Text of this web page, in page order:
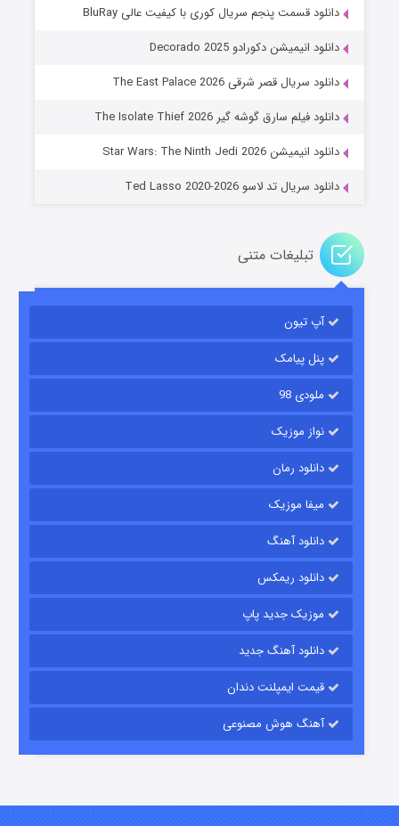
جادوگری در مغولستان
قسمت۱۴ (زیرنویس) منتشر شد
رویایی برای تو
قسمت
قسمت۲ (دوبله) منتشر شد
دانلود قسمت پنجم سریال کوری با کیفیت عالی BluRay
دانلود انیمیشن دکورادو Decorado 2025
دانلود سریال قصر شرقی The East Palace 2026
دانلود فیلم سارق گوشه گیر The Isolate Thief 2026
دانلود انیمیشن Star Wars: The Ninth Jedi 2026
دانلود سریال تد لاسو Ted Lasso 2020-2026
تبلیغات متنی
آپ تیون
پنل پیامک
ملودی 98
نواز موزیک
دانلود رمان
میفا موزیک
دانلود آهنگ
دانلود ریمکس
موزیک جدید پاپ
دانلود آهنگ جدید
قیمت ایمپلنت دندان
آهنگ هوش مصنوعی